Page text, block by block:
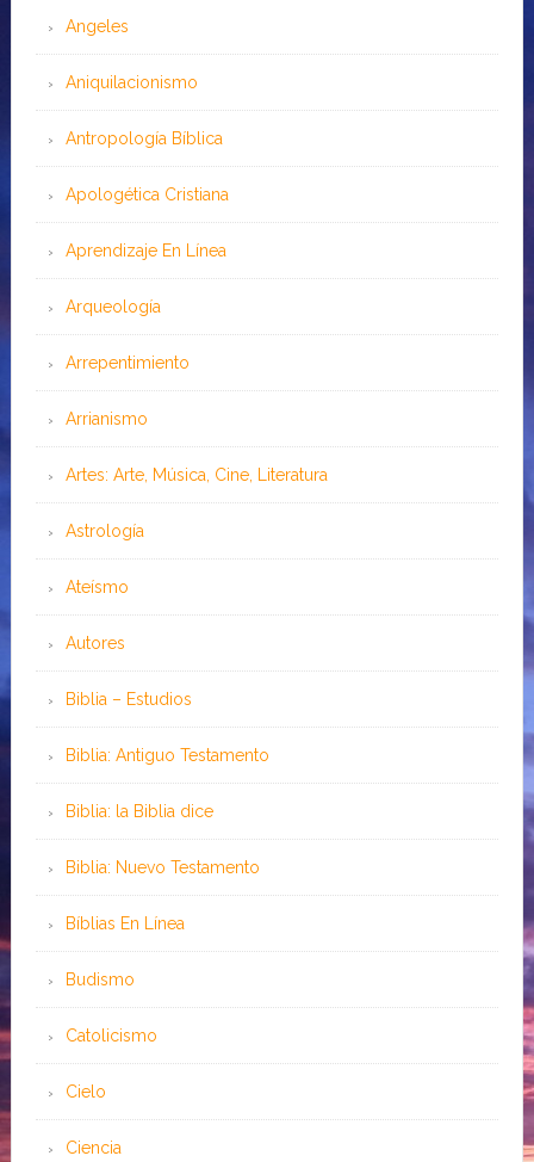
Angeles
Aniquilacionismo
Antropología Bíblica
Apologética Cristiana
Aprendizaje En Línea
Arqueología
Arrepentimiento
Arrianismo
Artes: Arte, Música, Cine, Literatura
Astrología
Ateísmo
Autores
Biblia – Estudios
Biblia: Antiguo Testamento
Biblia: la Biblia dice
Biblia: Nuevo Testamento
Bíblias En Línea
Budismo
Catolicismo
Cielo
Ciencia